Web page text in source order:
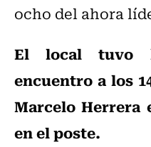
ocho del ahora
El local tuvo
encuentro a los
Marcelo Herrera
en el poste.